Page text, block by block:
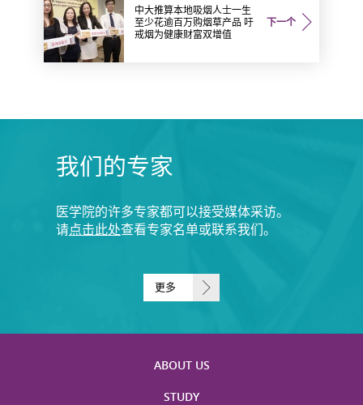
下一个
中大推算本地吸烟人士一生
至少花逾百万购烟草产品 吁
戒烟为健康财富双增值
我们的专家
医学院的许多专家都可以接受媒体采访。
请点击此处查看专家名单或联系我们。
更多
ABOUT US
STUDY